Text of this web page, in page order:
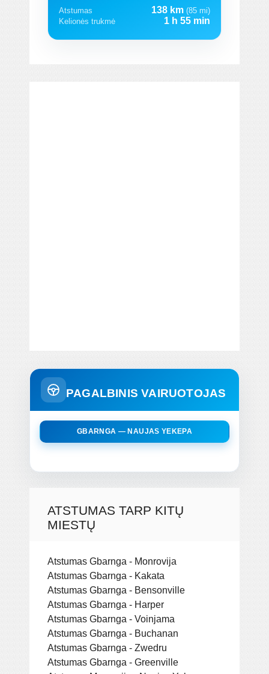
Atstumas 138 km (85 mi)
Kelionės trukmė
1 h 55 min
PAGALBINIS VAIRUOTOJAS
GBARNGA — NAUJAS YEKEPA
ATSTUMAS TARP KITŲ
MIESTŲ
Atstumas Gbarnga - Monrovija
Atstumas Gbarnga - Kakata
Atstumas Gbarnga - Bensonville
Atstumas Gbarnga - Harper
Atstumas Gbarnga - Voinjama
Atstumas Gbarnga - Buchanan
Atstumas Gbarnga - Zwedru
Atstumas Gbarnga - Greenville